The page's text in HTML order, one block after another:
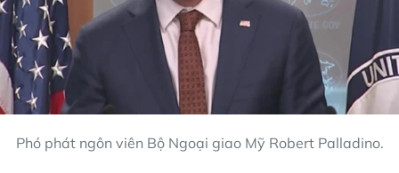
Phó phát ngôn viên Bộ Ngoại giao Mỹ Robert Palladino.